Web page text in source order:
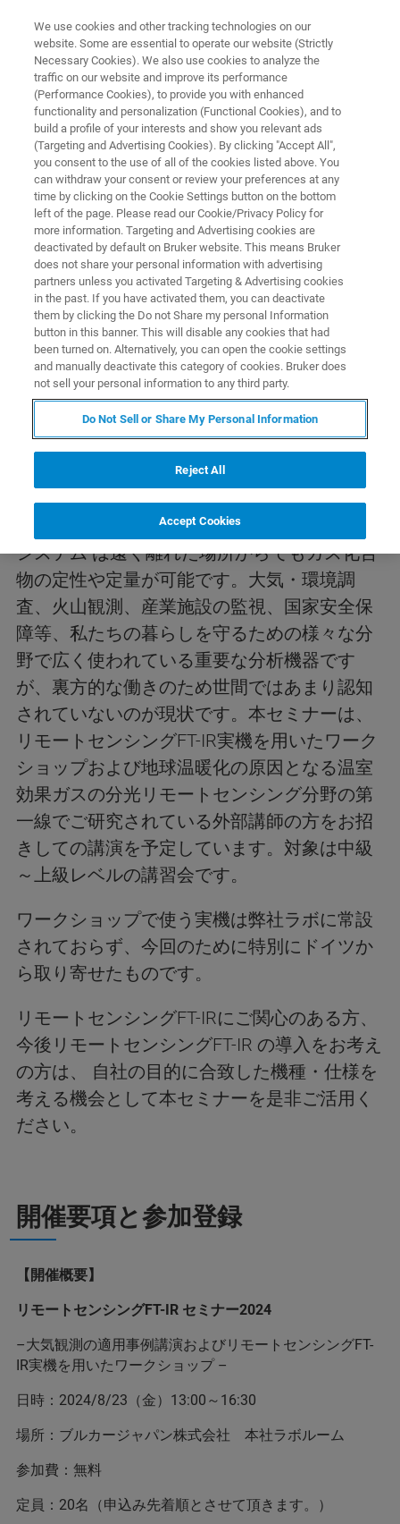
8月23日（金）横浜
リモートセンシングFT-IRセミナ
ー2024
–大気観測の適用事例講演およびリモートセ
ンシングFT-IR実機を用いたワークショップ –
実機ワークショップを横浜で開
ブルカーが提供するリモートセンシングFT-IR
システム は遠く離れた場所からでもガス化合
物の定性や定量が可能です。大気・環境調
査、火山観測、産業施設の監視、国家安全保
障等、私たちの暮らしを守るための様々な分
野で広く使われている重要な分析機器です
が、裏方的な働きのため世間ではあまり認知
されていないのが現状です。本セミナーは、
リモートセンシングFT-IR実機を用いたワーク
ショップおよび地球温暖化の原因となる温室
効果ガスの分光リモートセンシング分野の第
一線でご研究されている外部講師の方をお招
きしての講演を予定しています。対象は中級
～上級レベルの講習会です。
ワークショップで使う実機は弊社ラボに常設
されておらず、今回のために特別にドイツか
ら取り寄せたものです。
リモートセンシングFT-IRにご関心のある方、
今後リモートセンシングFT-IR の導入をお考え
の方は、 自社の目的に合致した機種・仕様を
考える機会として本セミナーを是非ご活用く
ださい。
開催要項と参加登録
【開催概要】
リモートセンシングFT-IR セミナー2024
–大気観測の適用事例講演およびリモートセンシングFT-
IR実機を用いたワークショップ –
日時：2024/8/23（金）13:00～16:30
場所：ブルカージャパン株式会社 本社ラボルーム
参加費：無料
定員：20名（申込み先着順とさせて頂きます。）
We use cookies and other tracking technologies on our
website. Some are essential to operate our website (Strictly
Necessary Cookies). We also use cookies to analyze the
traffic on our website and improve its performance
(Performance Cookies), to provide you with enhanced
functionality and personalization (Functional Cookies), and to
build a profile of your interests and show you relevant ads
(Targeting and Advertising Cookies). By clicking "Accept All",
you consent to the use of all of the cookies listed above. You
can withdraw your consent or review your preferences at any
time by clicking on the Cookie Settings button on the bottom
left of the page. Please read our Cookie/Privacy Policy for
more information. Targeting and Advertising cookies are
deactivated by default on Bruker website. This means Bruker
does not share your personal information with advertising
partners unless you activated Targeting & Advertising cookies
in the past. If you have activated them, you can deactivate
them by clicking the Do not Share my personal Information
button in this banner. This will disable any cookies that had
been turned on. Alternatively, you can open the cookie settings
and manually deactivate this category of cookies. Bruker does
not sell your personal information to any third party.
Do Not Sell or Share My Personal Information
Reject All
Accept Cookies